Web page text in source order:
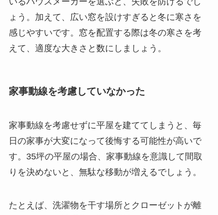
ょう。加えて、広い窓を設けすぎると冬に寒さを
感じやすいです。窓を配置する際は冬の寒さを考
えて、適度な大きさと数にしましょう。
家事動線を考慮していなかった
家事動線を考慮せずに平屋を建ててしまうと、毎
日の家事が大変になって後悔する可能性が高いで
す。35坪の平屋の場合、家事動線を意識して間取
りを決めないと、無駄な移動が増えるでしょう。
たとえば、洗濯物を干す場所とクローゼットが離